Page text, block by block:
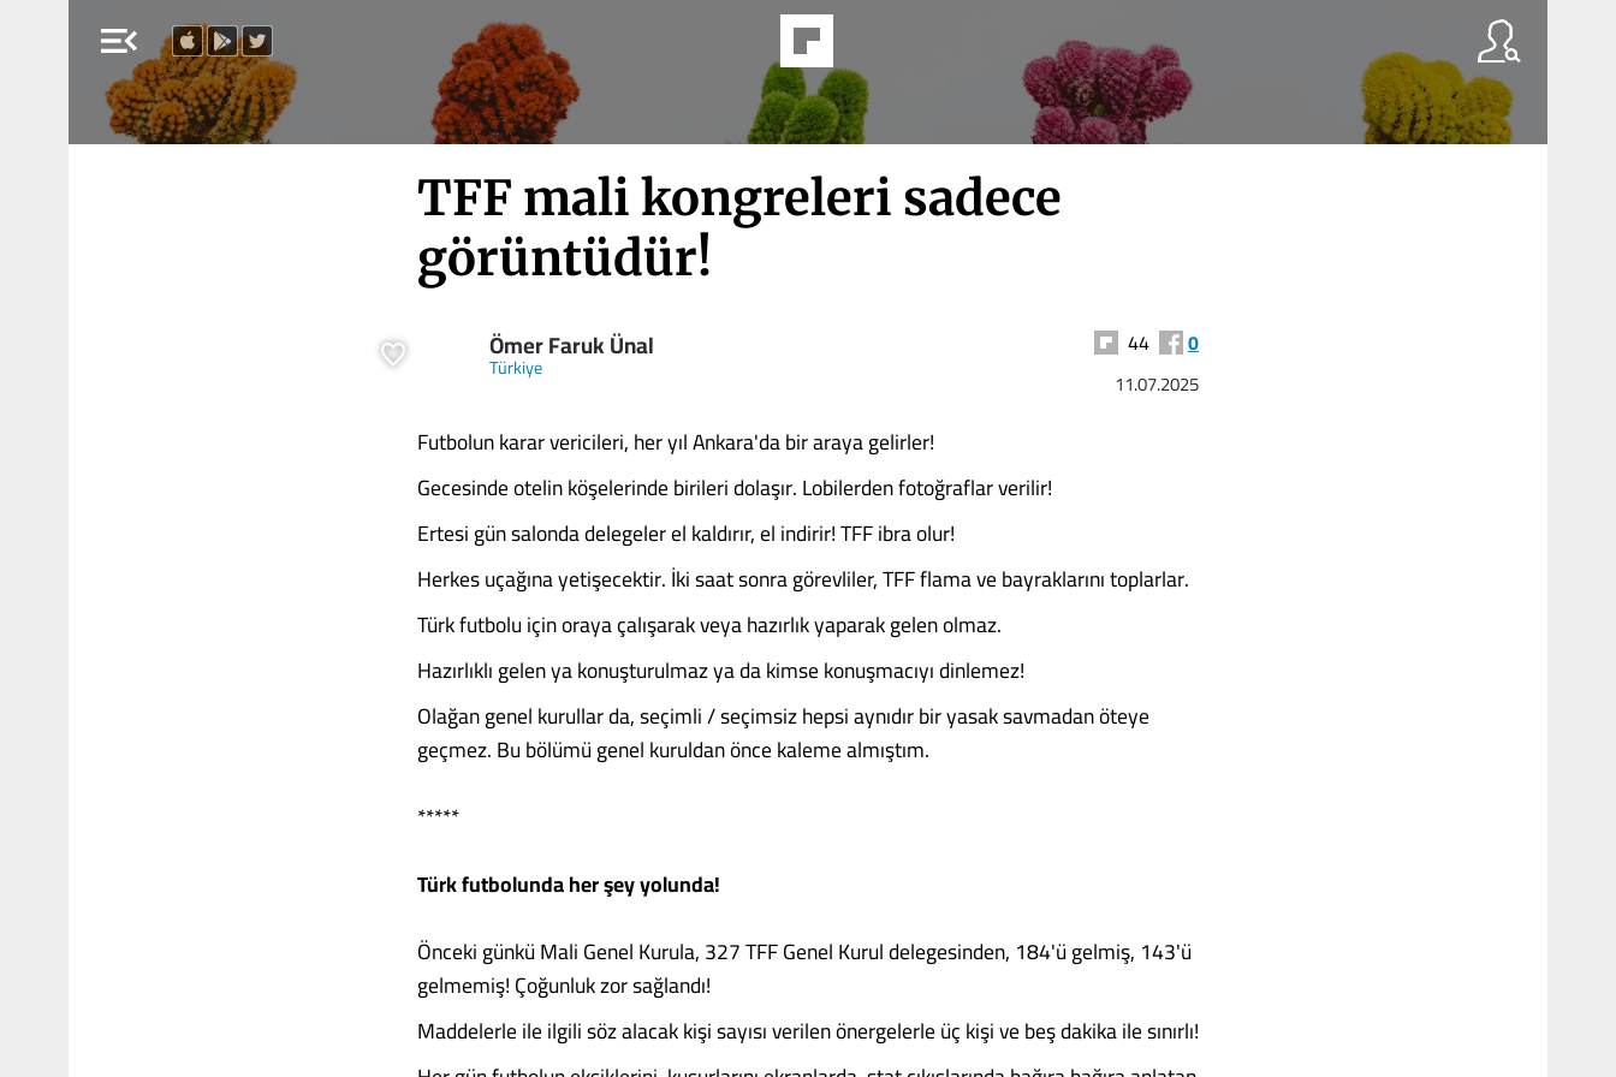
menu_open
TFF mali kongreleri sadece
görüntüdür!
Ömer Faruk Ünal
Türkiye
44 0
11.07.2025
Futbolun karar vericileri, her yıl Ankara'da bir araya gelirler!
Gecesinde otelin köşelerinde birileri dolaşır. Lobilerden fotoğraflar verilir!
Ertesi gün salonda delegeler el kaldırır, el indirir! TFF ibra olur!
Herkes uçağına yetişecektir. İki saat sonra görevliler, TFF flama ve bayraklarını toplarlar.
Türk futbolu için oraya çalışarak veya hazırlık yaparak gelen olmaz.
Hazırlıklı gelen ya konuşturulmaz ya da kimse konuşmacıyı dinlemez!
Olağan genel kurullar da, seçimli / seçimsiz hepsi aynıdır bir yasak savmadan öteye
geçmez. Bu bölümü genel kuruldan önce kaleme almıştım.
*****
Türk futbolunda her şey yolunda!
Önceki günkü Mali Genel Kurula, 327 TFF Genel Kurul delegesinden, 184'ü gelmiş, 143'ü
gelmemiş! Çoğunluk zor sağlandı!
Maddelerle ile ilgili söz alacak kişi sayısı verilen önergelerle üç kişi ve beş dakika ile sınırlı!